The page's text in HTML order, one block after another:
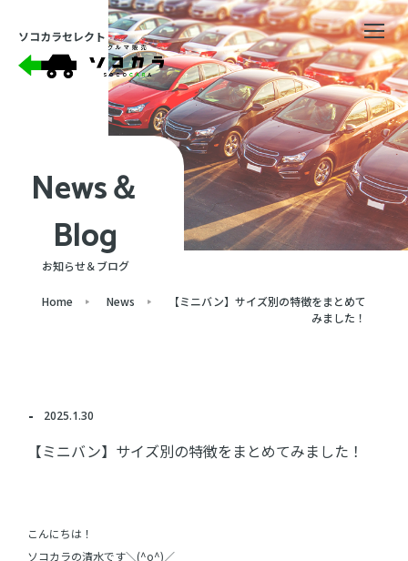
ソコカラセレクト
News＆
Blog
お知らせ＆ブログ
Home News
【ミニバン】サイズ別の特徴をまとめて
みました！
2025.1.30
【ミニバン】サイズ別の特徴をまとめてみました！
こんにちは！
ソコカラの清水です＼(^o^)／